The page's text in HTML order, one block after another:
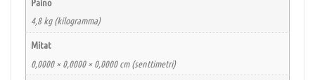
4,8 kg (kilogramma)
Mitat
0,0000 × 0,0000 × 0,0000 cm (senttimetri)